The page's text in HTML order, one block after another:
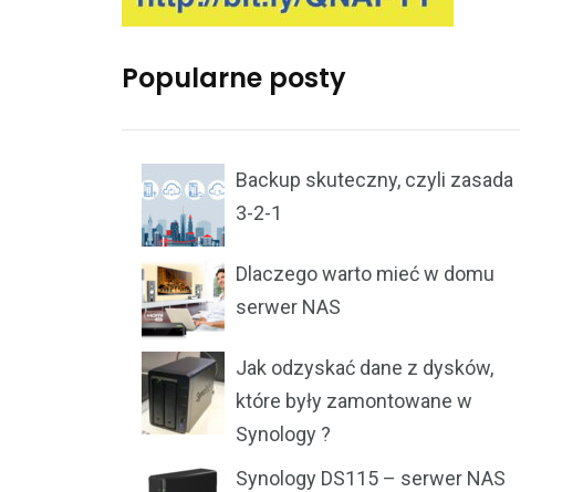
Popularne posty
Backup skuteczny, czyli zasada
3-2-1
Dlaczego warto mieć w domu
serwer NAS
Jak odzyskać dane z dysków,
które były zamontowane w
Synology ?
Synology DS115 – serwer NAS